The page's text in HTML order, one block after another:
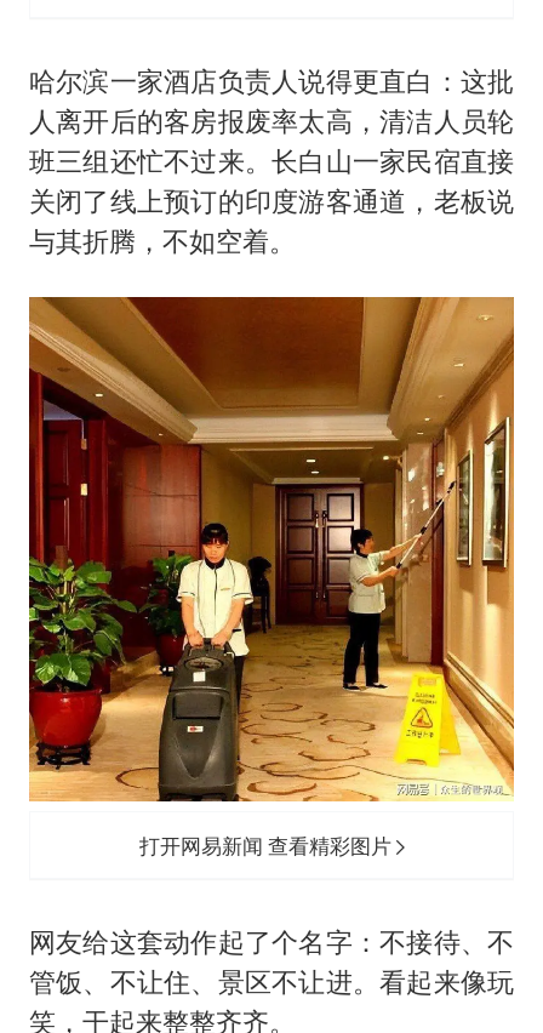
哈尔滨一家酒店负责人说得更直白：这批
人离开后的客房报废率太高，清洁人员轮
班三组还忙不过来。长白山一家民宿直接
关闭了线上预订的印度游客通道，老板说
与其折腾，不如空着。
打开网易新闻 查看精彩图片
网友给这套动作起了个名字：不接待、不
管饭、不让住、景区不让进。看起来像玩
笑，干起来整整齐齐。